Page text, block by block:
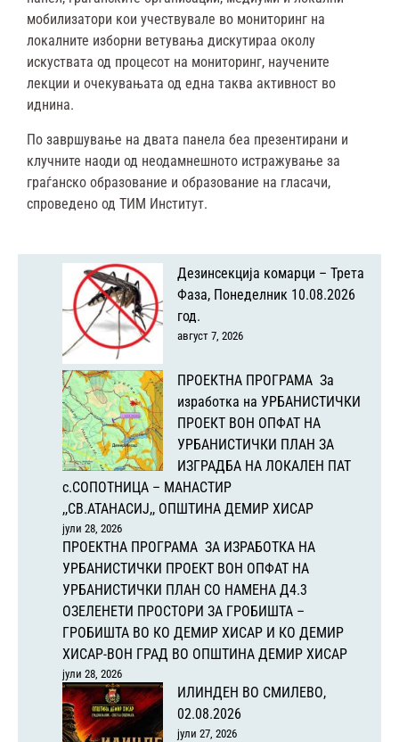
мобилизатори кои учествувале во мониторинг на
локалните изборни ветувања дискутираа околу
искуствата од процесот на мониторинг, научените
лекции и очекувањата од една таква активност во
иднина.
По завршување на двата панела беа презентирани и
клучните наоди од неодамнешното истражување за
граѓанско образование и образование на гласачи,
спроведено од ТИМ Институт.
Дезинсекција комарци – Трета
Фаза, Понеделник 10.08.2026
год.
август 7, 2026
ПРОЕКТНА ПРОГРАМА За
изработка на УРБАНИСТИЧКИ
ПРОЕКТ ВОН ОПФАТ НА
УРБАНИСТИЧКИ ПЛАН ЗА
ИЗГРАДБА НА ЛОКАЛЕН ПАТ
с.СОПОТНИЦА – МАНАСТИР
,,СВ.АТАНАСИЈ,, ОПШТИНА ДЕМИР ХИСАР
јули 28, 2026
ПРОЕКТНА ПРОГРАМА ЗА ИЗРАБОТКА НА
УРБАНИСТИЧКИ ПРОЕКТ ВОН ОПФАТ НА
УРБАНИСТИЧКИ ПЛАН СО НАМЕНА Д4.3
ОЗЕЛЕНЕТИ ПРОСТОРИ ЗА ГРОБИШТА –
ГРОБИШТА ВО КО ДЕМИР ХИСАР И КО ДЕМИР
ХИСАР-ВОН ГРАД ВО ОПШТИНА ДЕМИР ХИСАР
јули 28, 2026
ИЛИНДЕН ВО СМИЛЕВО,
02.08.2026
јули 27, 2026